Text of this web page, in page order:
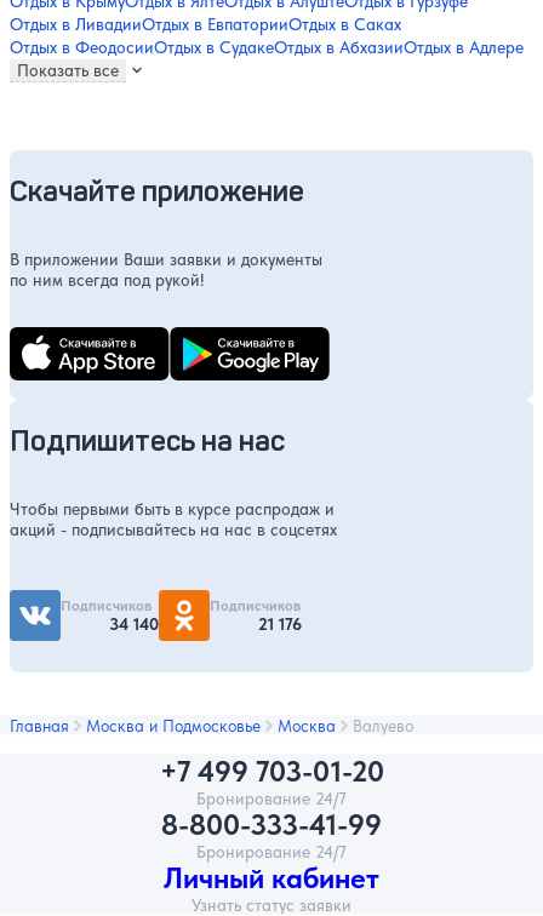
Отдых в ЛивадииОтдых в ЕвпаторииОтдых в Саках
Отдых в ФеодосииОтдых в СудакеОтдых в АбхазииОтдых в Адлере
Показать все
Скачайте приложение
В приложении Ваши заявки и документы
по ним всегда под рукой!
Подпишитесь на нас
Чтобы первыми быть в курсе распродаж и
акций - подписывайтесь на нас в соцсетях
Подписчиков
34 140
Подписчиков
21 176
Главная Москва и Подмосковье Москва Валуево
+7 499 703-01-20
Бронирование 24/7
8-800-333-41-99
Бронирование 24/7
Личный кабинет
Узнать статус заявки